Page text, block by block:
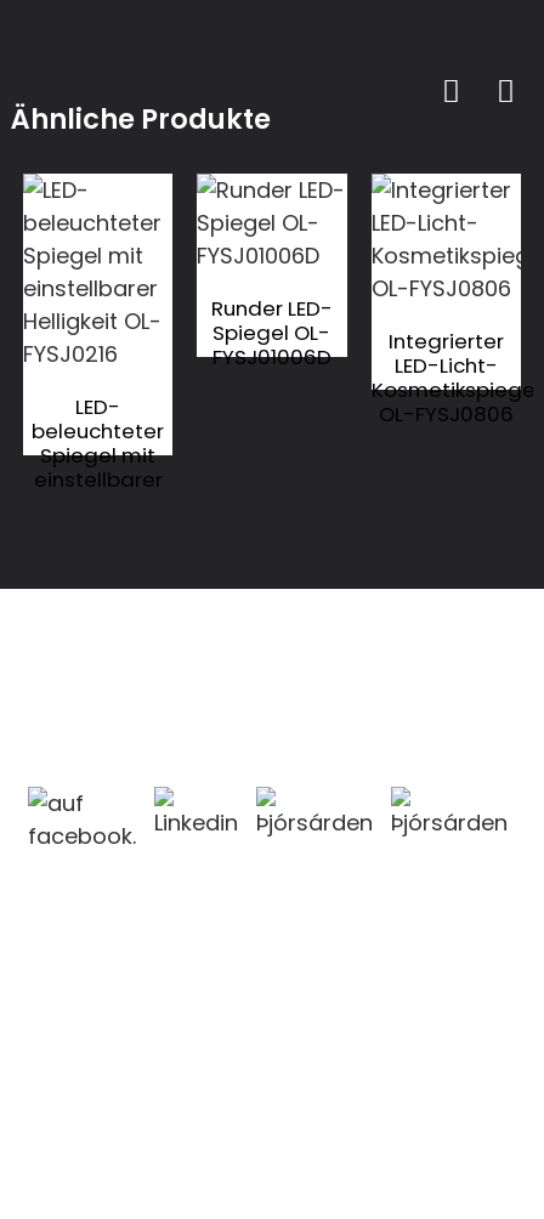
Ähnliche Produkte
LED-
beleuchteter
Spiegel mit
einstellbarer
Runder LED-
Spiegel OL-
FYSJ01006D
Integrierter
LED-Licht-
Kosmetikspiegel
OL-FYSJ0806